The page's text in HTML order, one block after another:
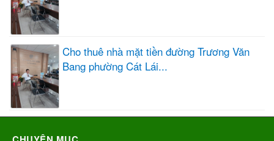
Cho thuê nhà mặt tiền đường Trương Văn
Bang phường Cát Lái...